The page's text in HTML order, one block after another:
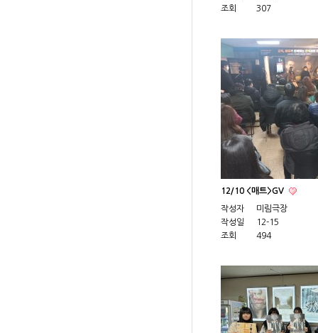
조회
307
12/10 <매트>GV
작성자
미림극장
작성일
12-15
조회
494